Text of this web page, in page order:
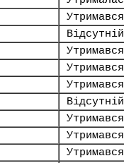
Утримався
Відсутній
Утримався
Утримався
Утримався
Відсутній
Утримався
Утримався
Утримався